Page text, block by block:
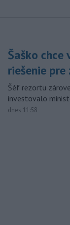
Šaško
riešenie
Šéf rezortu
investovalo
dnes 11:58